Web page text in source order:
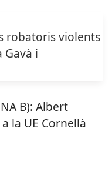
robatoris violents
Gavà i